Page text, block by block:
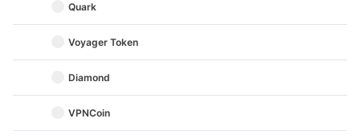
Quark
Voyager Token
Diamond
VPNCoin